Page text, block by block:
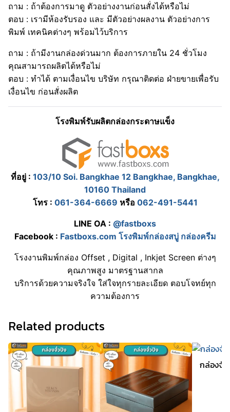
ถาม : ถ้าต้องการมาดู ตัวอย่างงานก่อนสั่งได้หรือไม่
ตอบ : เรามีห้องรับรอง และ มีตัวอย่างผลงาน ตัวอย่างการ
พิมพ์ เทคนิคต่างๆ พร้อมไว้บริการ
ถาม : ถ้ามีงานกล่องด่วนมาก ต้องการภายใน 24 ชั่วโมง
คุณสามารถผลิตได้หรือไม่
ตอบ : ทำได้ ตามเงื่อนไข บริษัท กรุณาติดต่อ ฝ่ายขายเพื่อรับ
เงื่อนไข ก่อนสั่งผลิต
โรงพิมพ์รับผลิตกล่องกระดาษแข็ง
ที่อยู่ : 103/10 Soi. Bangkhae 12 Bangkhae, Bangkhae,
10160 Thailand
โทร : 061-364-6669 หรือ 062-491-5441
LINE OA : @fastboxs
Facebook : Fastboxs.com โรงพิมพ์กล่องสบู่ กล่องครีม
โรงงานพิมพ์กล่อง Offset , Digital , Inkjet Screen ต่างๆ
คุณภาพสูง มาตรฐานสากล
บริการด้วยความจริงใจ ใส่ใจทุกรายละเอียด ตอบโจทย์ทุก
ความต้องการ
Related products
กล่องจั่